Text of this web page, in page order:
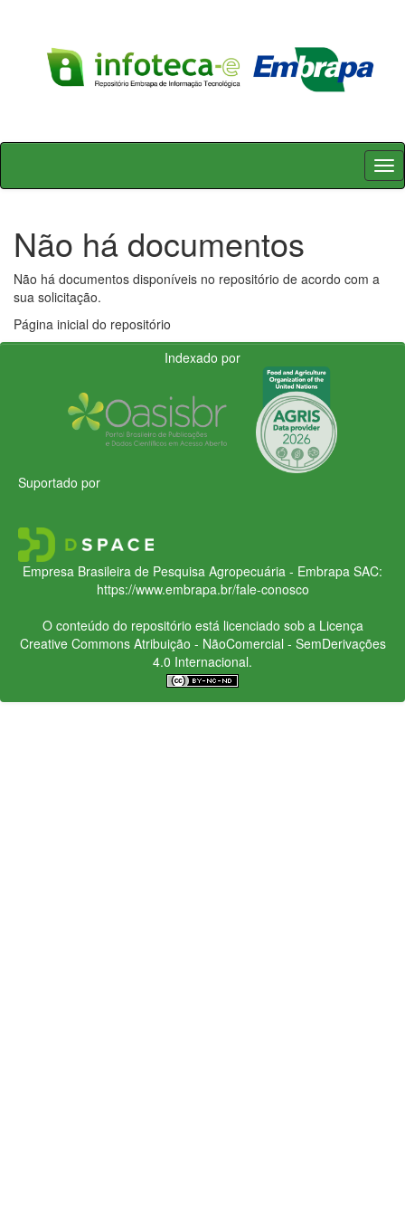
Skip
Não há documentos
Não há documentos disponíveis no repositório de acordo com a
sua solicitação.
Página inicial do repositório
Indexado por
Suportado por
Empresa Brasileira de Pesquisa Agropecuária - Embrapa SAC:
https://www.embrapa.br/fale-conosco
O conteúdo do repositório está licenciado sob a Licença
Creative CommonsAtribuição - NãoComercial - SemDerivações
4.0 Internacional.